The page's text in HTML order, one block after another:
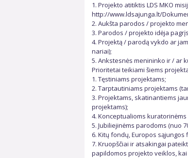
1. Projekto atitiktis LDS MKO
http://www.ldsajunga.lt/
2. Aukšta parodos / projekto
3. Parodos / projekto idėja
4. Projektą / parodą vykdo ar
nariai);
5. Ankstesnės menininko ir / ar
Prioritetai teikiami šiems
1. Tęstiniams projektams;
2. Tarptautiniams projektams
3. Projektams, skatinantiems
projektams);
4. Konceptualioms
5. Jubiliejinėms parodoms (nuo
6. Kitų fondų, Europos
7. Kruopščiai ir atsakingai
papildomos projekto veiklos,